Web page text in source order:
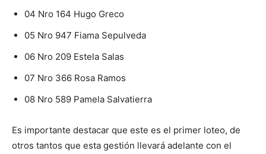
04 Nro 164 Hugo Greco
05 Nro 947 Fiama Sepulveda
06 Nro 209 Estela Salas
07 Nro 366 Rosa Ramos
08 Nro 589 Pamela Salvatierra
Es importante destacar que este es el primer loteo, de
otros tantos que esta gestión llevará adelante con el